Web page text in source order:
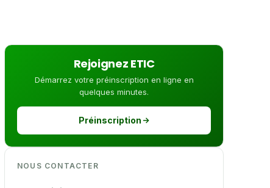
Rejoignez ETIC
Démarrez votre préinscription en ligne en
quelques minutes.
Préinscription
NOUS CONTACTER